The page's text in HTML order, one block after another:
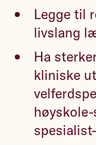
Legge til
livslang
Ha
kliniske